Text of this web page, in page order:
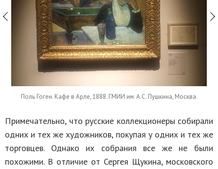
Поль Гоген. Кафе в Арле, 1888. ГМИИ им. А.С. Пушкина, Москва.
Примечательно, что русские коллекционеры собирали
одних и тех же художников, покупая у одних и тех же
торговцев. Однако их собрания все же не были
похожими. В отличие от Сергея Щукина, московского